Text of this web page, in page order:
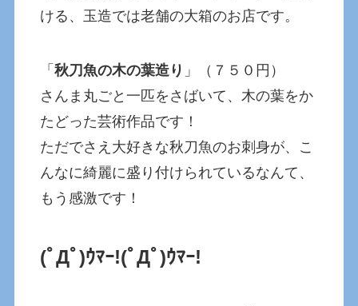
ける、玉造では老舗の大箱のお店です。
「秋刀魚の木の葉造り 」（７５０円）
さんま丸ごと一匹をさばいて、木の葉をか
たどった芸術作品です！
ただでさえ大好きな秋刀魚のお刺身が、こ
んなに綺麗に盛り付けられているなんて、
もう感激です！
(ﾟДﾟ)ｳﾏｰ!(ﾟДﾟ)ｳﾏｰ!